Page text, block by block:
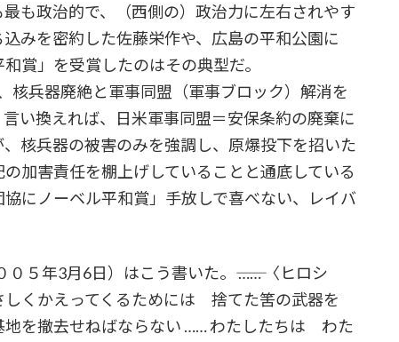
も政治的で、（西側の）政治力に左右されやす
みを密約した佐藤栄作や、広島の平和公園に
賞」を受賞したのはその典型だ。
兵器廃絶と軍事同盟（軍事ブロック）解消を
い換えれば、日米軍事同盟＝安保条約の廃棄に
核兵器の被害のみを強調し、原爆投下を招いた
加害責任を棚上げしていることと通底している
にノーベル平和賞」手放しで喜べない、レイバ
５年3月6日）はこう書いた。―― …… 〈ヒロシ
くかえってくるためには 捨てた筈の武器を
を撤去せねばならない …… わたしたちは わた